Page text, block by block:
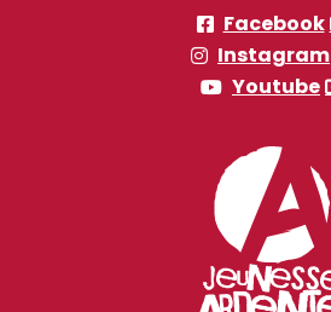
Facebook
Instagram
Youtube